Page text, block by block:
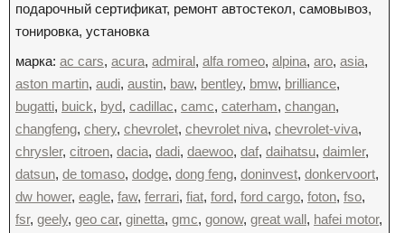
подарочный сертификат, ремонт автостекол, самовывоз,
тонировка, установка
марка: ac cars, acura, admiral, alfa romeo, alpina, aro, asia,
aston martin, audi, austin, baw, bentley, bmw, brilliance,
bugatti, buick, byd, cadillac, camc, caterham, changan,
changfeng, chery, chevrolet, chevrolet niva, chevrolet-viva,
chrysler, citroen, dacia, dadi, daewoo, daf, daihatsu, daimler,
datsun, de tomaso, dodge, dong feng, doninvest, donkervoort,
dw hower, eagle, faw, ferrari, fiat, ford, ford cargo, foton, fso,
fsr, geely, geo car, ginetta, gmc, gonow, great wall, hafei motor,